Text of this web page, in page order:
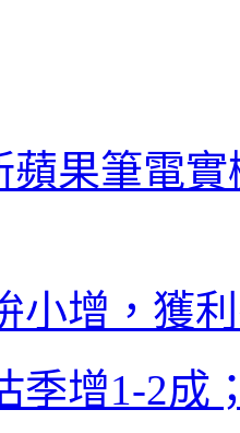
蘋果筆電
小增，獲
季增1-2成